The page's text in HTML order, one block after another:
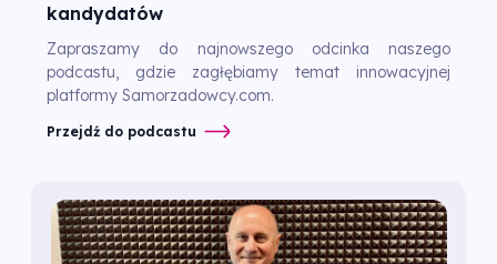
kandydatów
Zapraszamy do najnowszego odcinka naszego
podcastu, gdzie zagłębiamy temat innowacyjnej
platformy Samorzadowcy.com.
Przejdź do podcastu